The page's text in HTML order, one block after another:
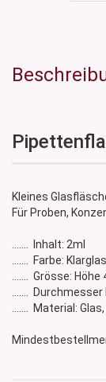
Kleines
Für Proben,
....... Inhalt: 2ml
....... Farbe:
....... Grösse:
.......
....... Material: